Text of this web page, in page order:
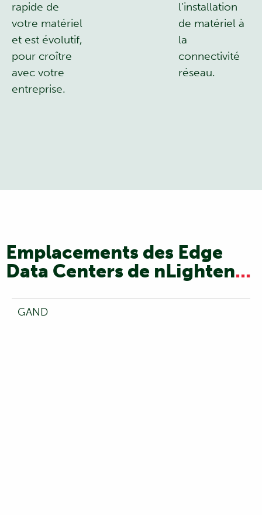
rapide de
votre matériel
et est évolutif,
pour croître
avec votre
entreprise.
l’installation
de matériel à
la
connectivité
réseau.
Emplacements des Edge
Data Centers de nLighten...
GAND